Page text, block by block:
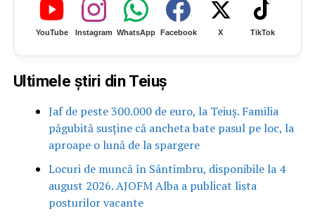
YouTube Instagram WhatsApp Facebook X TikTok
Ultimele știri din Teiuș
Jaf de peste 300.000 de euro, la Teiuș. Familia
păgubită susține că ancheta bate pasul pe loc, la
aproape o lună de la spargere
Locuri de muncă în Sântimbru, disponibile la 4
august 2026. AJOFM Alba a publicat lista
posturilor vacante